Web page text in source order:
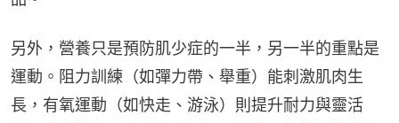
另外，營養只是預防肌少症的一半，另一半的重點是
運動。阻力訓練（如彈力帶、舉重）能刺激肌肉生
長，有氧運動（如快走、游泳）則提升耐力與靈活